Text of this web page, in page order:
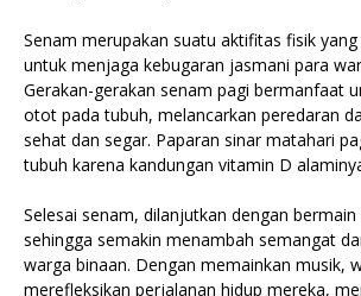
Senam merupakan suatu aktifitas fisik
untuk menjaga kebugaran jasmani para
Gerakan-gerakan senam pagi bermanfaat
otot pada tubuh, melancarkan peredaran
sehat dan segar. Paparan sinar matahari
tubuh karena kandungan vitamin D
Selesai senam, dilanjutkan dengan
sehingga semakin menambah semangat
warga binaan. Dengan memainkan musik,
merefleksikan perjalanan hidup mereka,